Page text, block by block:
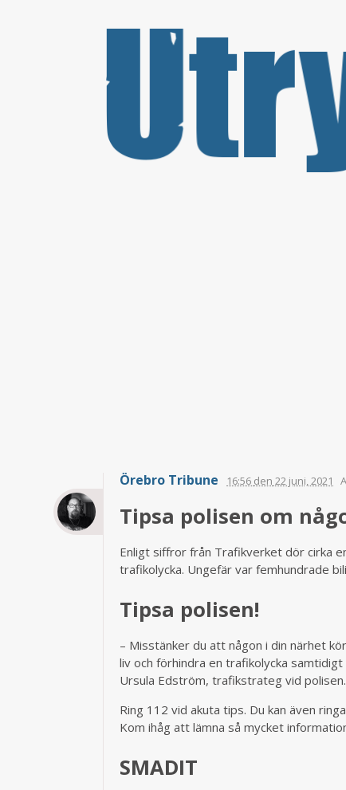
Örebro Tribune 16:56 den 22 juni, 2021
Tipsa polisen om
Enligt siffror från Trafikverket dör cirka
trafikolycka. Ungefär var femhundrade
Tipsa polisen!
– Misstänker du att någon i din närhet
liv och förhindra en trafikolycka
Ursula Edström, trafikstrateg vid polisen.
Ring 112 vid akuta tips. Du kan även
Kom ihåg att lämna så mycket
SMADIT